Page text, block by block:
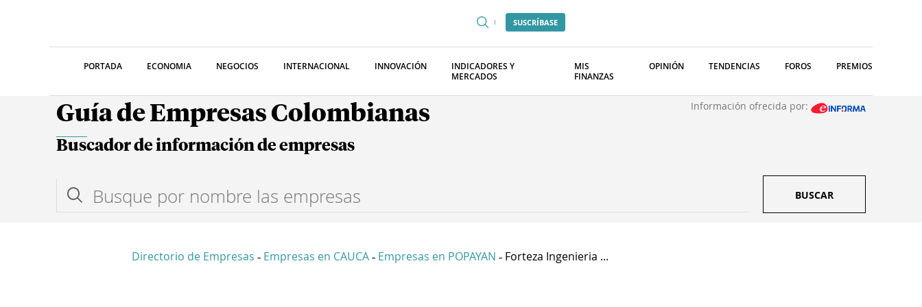
SUSCRÍBASE
PORTADA ECONOMIA NEGOCIOS INTERNACIONAL INNOVACIÓN
INDICADORES Y
MERCADOS
MIS
FINANZAS
OPINIÓN TENDENCIAS FOROS PREMIOS
Guía de Empresas Colombianas Información ofrecida por:
Buscador de información de empresas
BUSCAR
Directorio de Empresas - Empresas en CAUCA - Empresas en POPAYAN - Forteza Ingenieria ...